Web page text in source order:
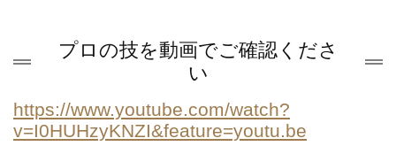
プロの技を動画でご確認くださ
い
https://www.youtube.com/watch?
v=I0HUHzyKNZI&feature=youtu.be